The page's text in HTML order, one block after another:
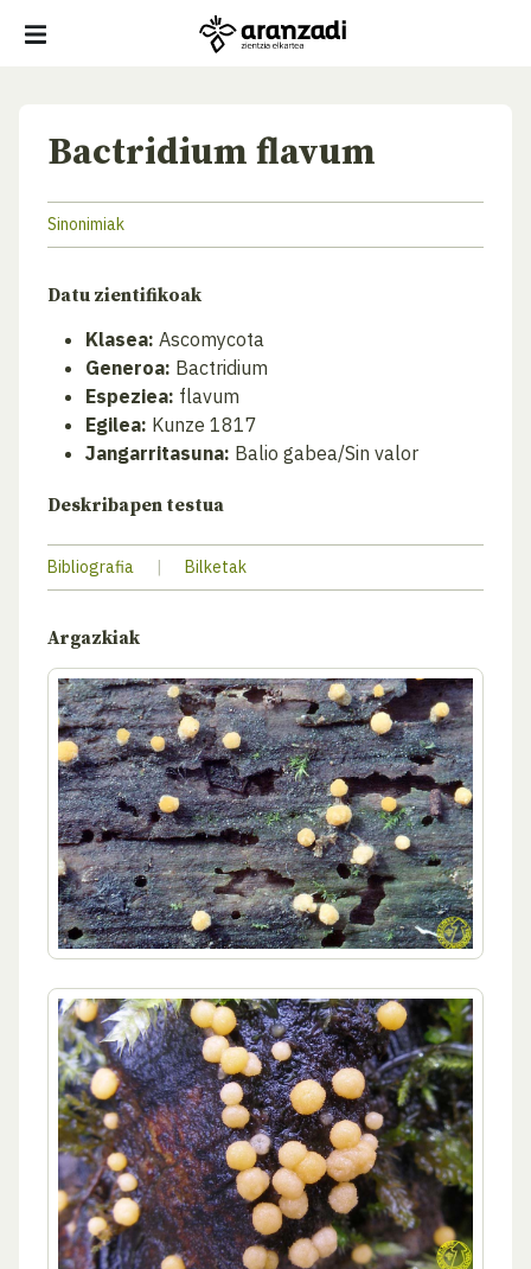
Bactridium flavum
Sinonimiak
Datu zientifikoak
Klasea: Ascomycota
Generoa: Bactridium
Espeziea: flavum
Egilea: Kunze 1817
Jangarritasuna: Balio gabea/Sin valor
Deskribapen testua
Bibliografia | Bilketak
Argazkiak